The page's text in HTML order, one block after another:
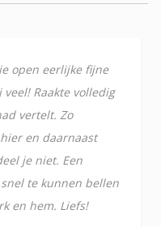
open eerlijke fijne
Raakte volledig
vertelt. Zo
en daarnaast
je niet. Een
te kunnen bellen
en hem. Liefs!